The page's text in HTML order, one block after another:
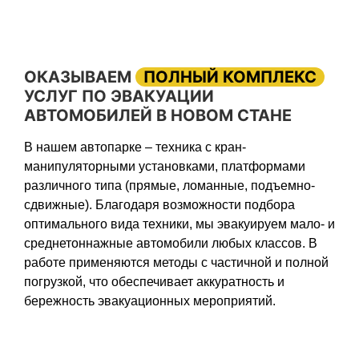
ОКАЗЫВАЕМ
ПОЛНЫЙ КОМПЛЕКС
УСЛУГ ПО ЭВАКУАЦИИ
АВТОМОБИЛЕЙ В НОВОМ СТАНЕ
В нашем автопарке – техника с кран-
манипуляторными установками, платформами
различного типа (прямые, ломанные, подъемно-
сдвижные). Благодаря возможности подбора
оптимального вида техники, мы эвакуируем мало- и
среднетоннажные автомобили любых классов. В
работе применяются методы с частичной и полной
погрузкой, что обеспечивает аккуратность и
бережность эвакуационных мероприятий.